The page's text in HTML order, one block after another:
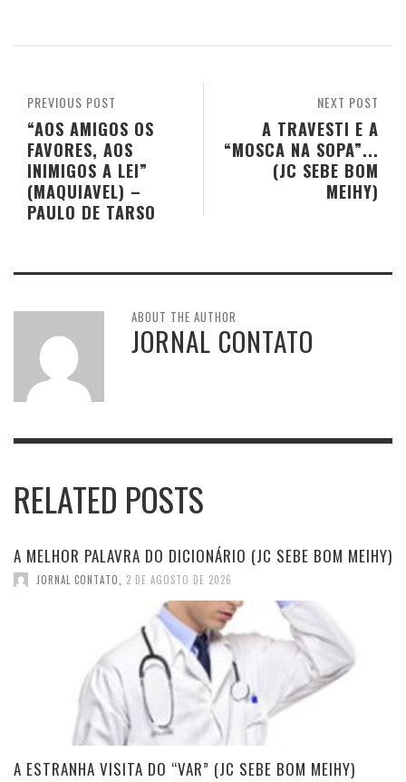
NEXT POST
A TRAVESTI E A
“MOSCA NA SOPA”...
(JC SEBE BOM
MEIHY)
PREVIOUS POST
“AOS AMIGOS OS
FAVORES, AOS
INIMIGOS A LEI”
(MAQUIAVEL) –
PAULO DE TARSO
ABOUT THE AUTHOR
JORNAL CONTATO
RELATED POSTS
A MELHOR PALAVRA DO DICIONÁRIO (JC SEBE BOM MEIHY)
JORNAL CONTATO 2 DE AGOSTO DE 2026
A ESTRANHA VISITA DO “VAR” (JC SEBE BOM MEIHY)